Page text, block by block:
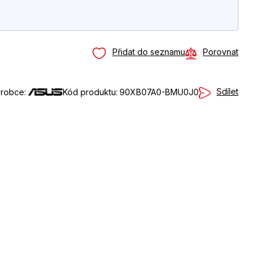
Přidat do seznamu Porovnat
Kód produktu: 90XB07A0-BMU0J0 Sdílet